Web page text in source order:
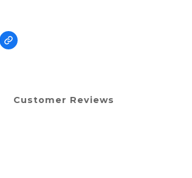
Customer Reviews